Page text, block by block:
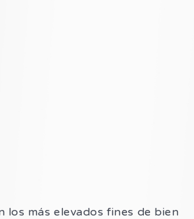
los más elevados fines de bien